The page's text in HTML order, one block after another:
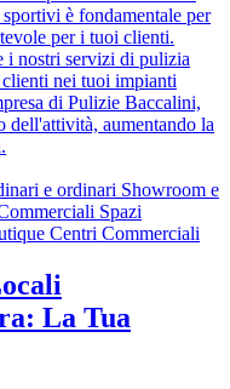
è fondamentale per
per i tuoi clienti.
i nostri servizi di pulizia
nei tuoi impianti
di Pulizie Baccalini,
dell'attività, aumentando la
La Tua